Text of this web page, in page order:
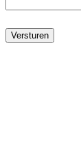
Versturen